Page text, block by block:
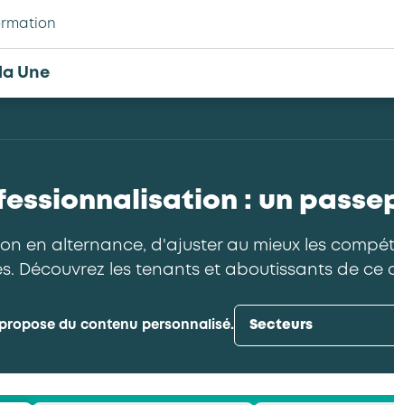
Une
: un
en alternance, d'ajuster au mieux les
Découvrez les tenants et aboutissants de ce
du contenu personnalisé. Secteurs